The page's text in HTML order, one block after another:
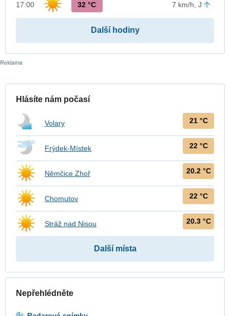
17:00 32 °C 7 km/h, J
Další hodiny
Hlásíte nám počasí
Volary 21 °C
Frýdek-Místek 22 °C
Němčice Zhoř 20.2 °C
Chomutov 22 °C
Stráž nad Nisou 20.3 °C
Další místa
Nepřehlédněte